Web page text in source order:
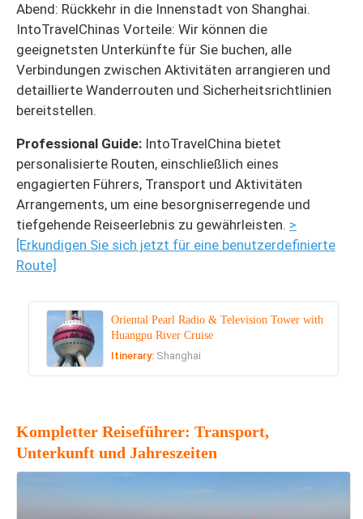
Abend: Rückkehr in die Innenstadt von Shanghai.
IntoTravelChinas Vorteile: Wir können die
geeignetsten Unterkünfte für Sie buchen, alle
Verbindungen zwischen Aktivitäten arrangieren und
detaillierte Wanderrouten und Sicherheitsrichtlinien
bereitstellen.
Professional Guide: IntoTravelChina bietet
personalisierte Routen, einschließlich eines
engagierten Führers, Transport und Aktivitäten
Arrangements, um eine besorgniserregende und
tiefgehende Reiseerlebnis zu gewährleisten. >
[Erkundigen Sie sich jetzt für eine benutzerdefinierte
Route]
Oriental Pearl Radio & Television Tower with
Huangpu River Cruise
Itinerary: Shanghai
Kompletter Reiseführer: Transport,
Unterkunft und Jahreszeiten